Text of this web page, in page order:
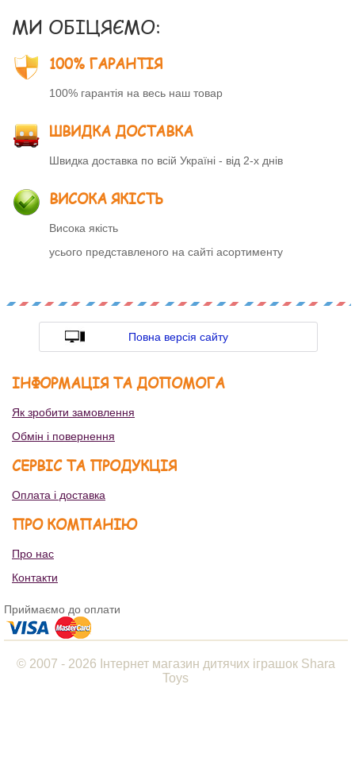
МИ ОБІЦЯЄМО:
100% ГАРАНТІЯ
100% гарантія на весь наш товар
ШВИДКА ДОСТАВКА
Швидка доставка по всій Україні - від 2-х днів
ВИСОКА ЯКІСТЬ
Висока якість
усього представленого на сайті асортименту
Повна версія сайту
ІНФОРМАЦІЯ ТА ДОПОМОГА
Як зробити замовлення
Обмін і повернення
СЕРВІС ТА ПРОДУКЦІЯ
Оплата і доставка
ПРО КОМПАНІЮ
Про нас
Контакти
Приймаємо до оплати
© 2007 - 2026 Інтернет магазин дитячих іграшок Shara
Toys